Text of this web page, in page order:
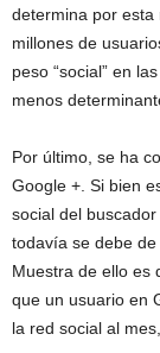
determina por esta
millones de
peso “social” en
menos
Por último, se ha
Google +. Si bien
social del
todavía se debe de
Muestra de ello es
que un usuario en
la red social al